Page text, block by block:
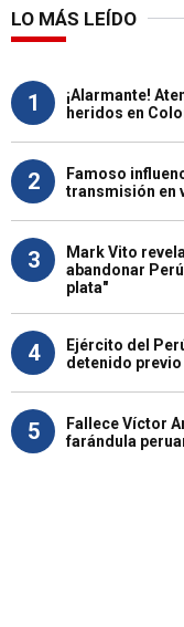
LO MÁS LEÍDO
1
¡Alarmante!
heridos en
2
Famoso
transmisión en
3
Mark Vito
abandonar
plata"
4
Ejército del
detenido
5
Fallece Víctor
farándula